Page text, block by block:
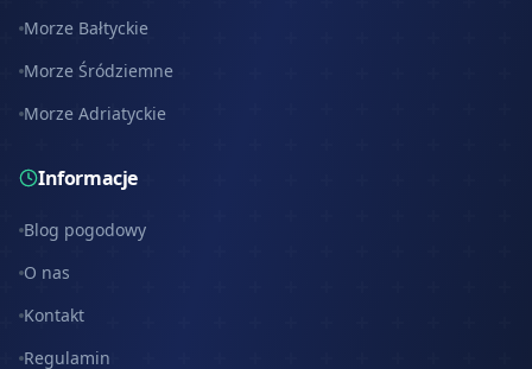
Morze Bałtyckie
Morze Śródziemne
Morze Adriatyckie
Informacje
Blog pogodowy
O nas
Kontakt
Regulamin